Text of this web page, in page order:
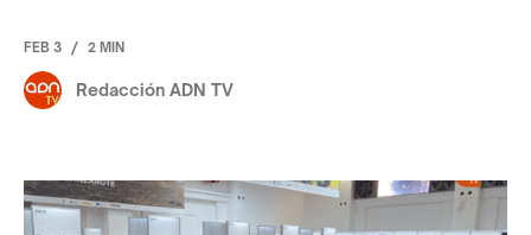
FEB 3 / 2 MIN
Redacción ADN TV